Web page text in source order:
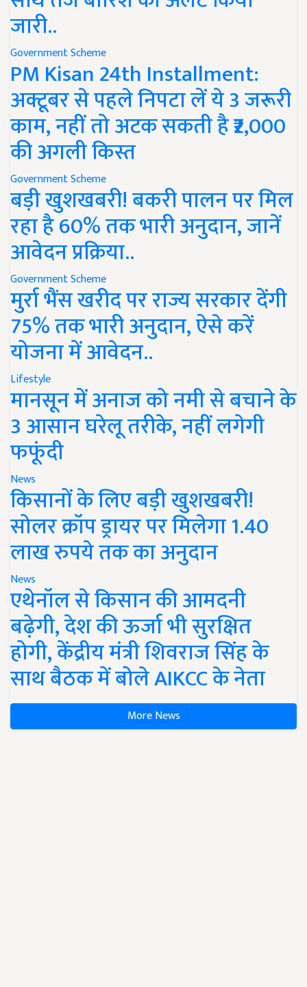
जारी..
Government Scheme
PM Kisan 24th Installment:
अक्टूबर से पहले निपटा लें ये 3 जरूरी
काम, नहीं तो अटक सकती है ₹2,000
की अगली किस्त
Government Scheme
बड़ी खुशखबरी! बकरी पालन पर मिल
रहा है 60% तक भारी अनुदान, जानें
आवेदन प्रक्रिया..
Government Scheme
मुर्रा भैंस खरीद पर राज्य सरकार देंगी
75% तक भारी अनुदान, ऐसे करें
योजना में आवेदन..
Lifestyle
मानसून में अनाज को नमी से बचाने के
3 आसान घरेलू तरीके, नहीं लगेगी
फफूंदी
News
किसानों के लिए बड़ी खुशखबरी!
सोलर क्रॉप ड्रायर पर मिलेगा 1.40
लाख रुपये तक का अनुदान
News
एथेनॉल से किसान की आमदनी
बढ़ेगी, देश की ऊर्जा भी सुरक्षित
होगी, केंद्रीय मंत्री शिवराज सिंह के
साथ बैठक में बोले AIKCC के नेता
More News